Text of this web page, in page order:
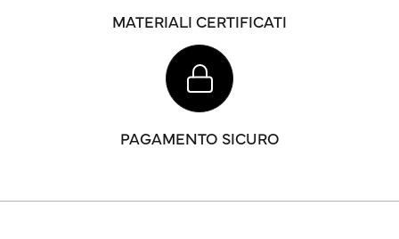
MATERIALI CERTIFICATI
PAGAMENTO SICURO